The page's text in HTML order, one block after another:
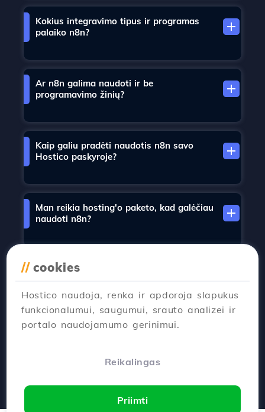
Kokius integravimo tipus ir programas
palaiko n8n?
Ar n8n galima naudoti ir be
programavimo žinių?
Kaip galiu pradėti naudotis n8n savo
Hostico paskyroje?
Man reikia hosting'o paketo, kad galėčiau
naudoti n8n?
n8n automatiškai įdiegiama?
Techninė pagalba n8n yra įtraukta?
// cookies
Hostico naudoja, renka ir apdoroja slapukus
funkcionalumui, saugumui, srauto analizei ir
portalo naudojamumo gerinimui.
Reikalingas
Priimti